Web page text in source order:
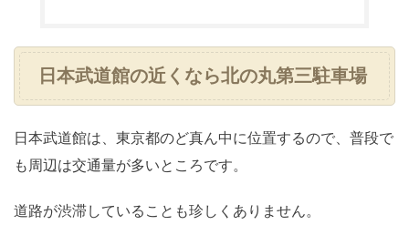
日本武道館の近くなら北の丸第三駐車場
日本武道館は、東京都のど真ん中に位置するので、普段で
も周辺は交通量が多いところです。
道路が渋滞していることも珍しくありません。